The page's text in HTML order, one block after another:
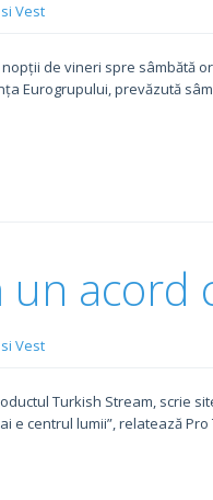
Vest
de vineri spre sâmbătă
Eurogrupului, prevăzută
acord
Vest
Turkish Stream, scrie
e centrul lumii”, relatează